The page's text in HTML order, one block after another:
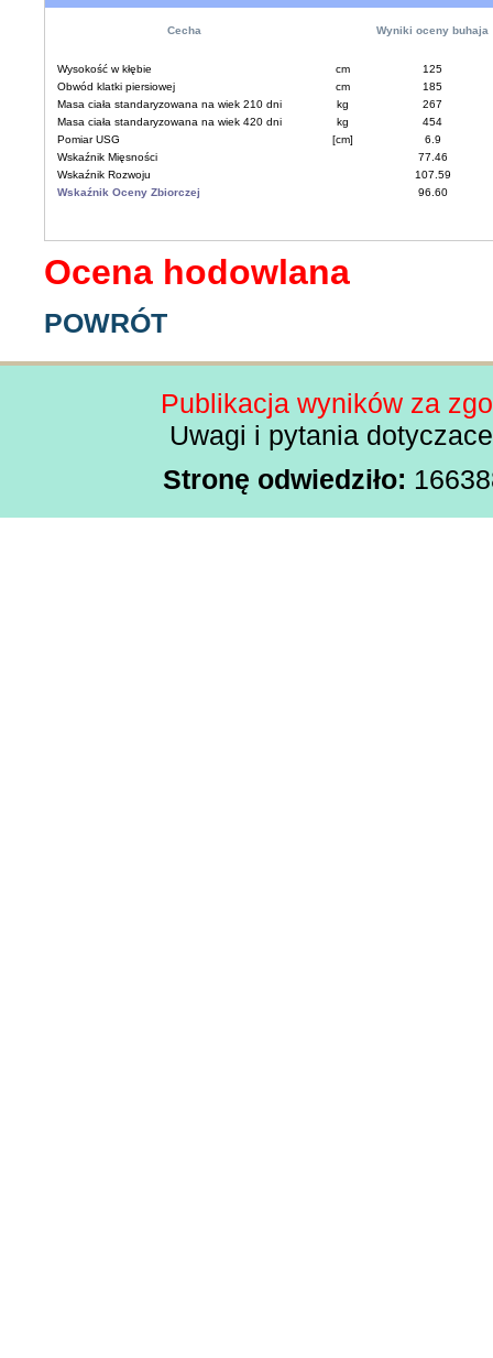
Cecha Wyniki oceny buhaja
Wysokość w kłębie cm
125
Obwód klatki piersiowej
cm
185
Masa ciała standaryzowana na wiek 210 dni
kg
267
Masa ciała standaryzowana na wiek 420 dni
kg
454
Pomiar USG
[cm]
6.9
Wskaźnik Mięsności
77.46
Wskaźnik Rozwoju
107.59
Wskaźnik Oceny Zbiorczej
96.60
Ocena hodowlana
POWRÓT
Publikacja wyników za
Uwagi i pytania
Stronę odwiedziło: